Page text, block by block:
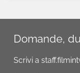
Domande,
Scrivi a